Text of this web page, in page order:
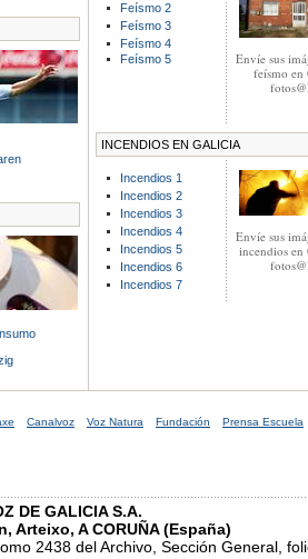
Envíe sus
feísmo en
Feísmo 2
Feísmo 3
Feísmo 4
Feísmo 5
INCENDIOS EN GALICIA
Envíe sus
incendios en
Incendios 1
Incendios 2
Incendios 3
Incendios 4
Incendios 5
Incendios 6
Incendios 7
Canalvoz Voz Natura Fundación
Prensa Escuela
DE GALICIA S.A.
Arteixo, A CORUÑA (España)
2438 del Archivo, Sección General,